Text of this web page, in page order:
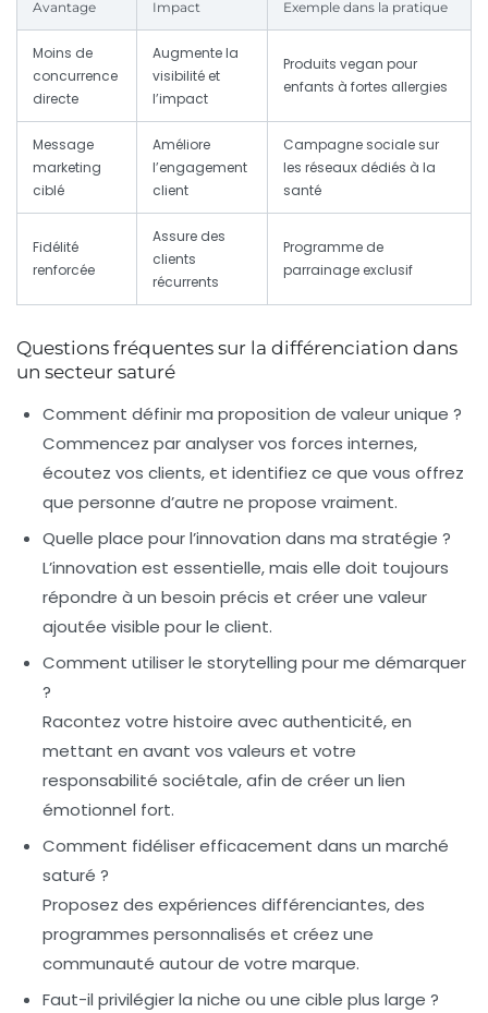
Avantage Impact Exemple dans la pratique
Moins de
concurrence
directe
Augmente la
visibilité et
l’impact
Produits vegan pour
enfants à fortes allergies
Message
marketing
ciblé
Améliore
l’engagement
client
Campagne sociale sur
les réseaux dédiés à la
santé
Fidélité
renforcée
Assure des
clients
récurrents
Programme de
parrainage exclusif
Questions fréquentes sur la différenciation dans
un secteur saturé
Comment définir ma proposition de valeur unique ?
Commencez par analyser vos forces internes,
écoutez vos clients, et identifiez ce que vous offrez
que personne d’autre ne propose vraiment.
Quelle place pour l’innovation dans ma stratégie ?
L’innovation est essentielle, mais elle doit toujours
répondre à un besoin précis et créer une valeur
ajoutée visible pour le client.
Comment utiliser le storytelling pour me démarquer
?
Racontez votre histoire avec authenticité, en
mettant en avant vos valeurs et votre
responsabilité sociétale, afin de créer un lien
émotionnel fort.
Comment fidéliser efficacement dans un marché
saturé ?
Proposez des expériences différenciantes, des
programmes personnalisés et créez une
communauté autour de votre marque.
Faut-il privilégier la niche ou une cible plus large ?